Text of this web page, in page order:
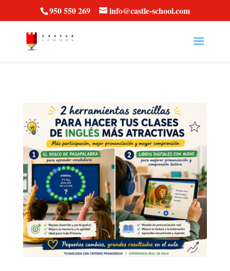
950 550 269 info@castle-school.com